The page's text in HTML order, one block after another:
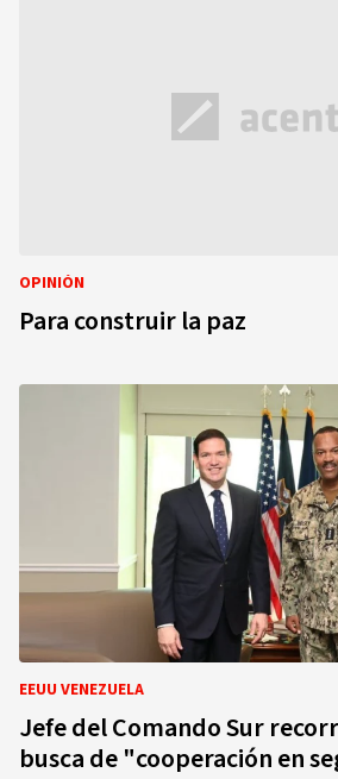
OPINIÓN
Para construir la paz
EEUU VENEZUELA
Jefe del Comando Sur
busca de "cooperación en